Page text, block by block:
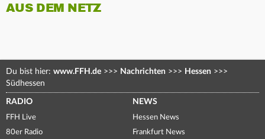
AUS DEM NETZ
Du bist hier: www.FFH.de >>> Nachrichten >>> Hessen >>>
Südhessen
RADIO
FFH Live
80er Radio
NEWS
Hessen News
Frankfurt News